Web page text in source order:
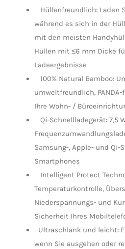
LED Lamp
Hüllenfreundlich: Laden
während es sich in der
mit den meisten
Hüllen mit ≤6 mm Dicke
Ladeergebnisse
100% Natural Bamboo:
umweltfreundlich,
Ihre Wohn- /
Qi-Schnellladegerät: 7,5
Samsung-, Apple- und Qi-
Smartphones
Intelligent Protect
Temperaturkontrolle,
Niederspannungs- und
Sicherheit Ihres
Ultraschlank und leicht:
wenn Sie ausgehen oder